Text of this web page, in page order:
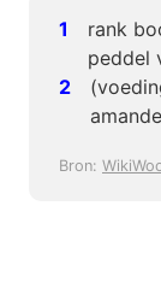
rank
peddel
Bron: